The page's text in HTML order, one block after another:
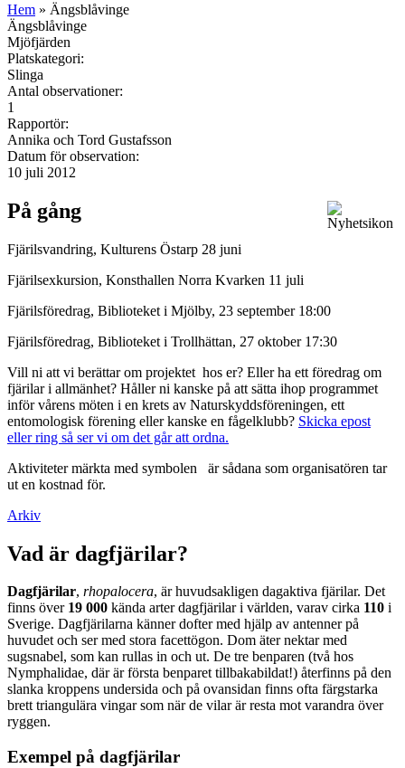
Hem » Ängsblåvinge
Ängsblåvinge
Mjöfjärden
Platskategori:
Slinga
Antal observationer:
1
Rapportör:
Annika och Tord Gustafsson
Datum för observation:
10 juli 2012
På gång
Fjärilsvandring, Kulturens Östarp 28 juni
Fjärilsexkursion, Konsthallen Norra Kvarken 11 juli
Fjärilsföredrag, Biblioteket i Mjölby, 23 september 18:00
Fjärilsföredrag, Biblioteket i Trollhättan, 27 oktober 17:30
Vill ni att vi berättar om projektet hos er? Eller ha ett föredrag om
fjärilar i allmänhet? Håller ni kanske på att sätta ihop programmet
inför vårens möten i en krets av Naturskyddsföreningen, ett
entomologisk förening eller kanske en fågelklubb? Skicka epost
eller ring så ser vi om det går att ordna.
Aktiviteter märkta med symbolen
är sådana som organisatören tar
ut en kostnad för.
Arkiv
Vad är dagfjärilar?
Dagfjärilar, rhopalocera, är huvudsakligen dagaktiva fjärilar. Det
finns över 19 000 kända arter dagfjärilar i världen, varav cirka 110 i
Sverige. Dagfjärilarna känner dofter med hjälp av antenner på
huvudet och ser med stora facettögon. Dom äter nektar med
sugsnabel, som kan rullas in och ut. De tre benparen (två hos
Nymphalidae, där är första benparet tillbakabildat!) återfinns på den
slanka kroppens undersida och på ovansidan finns ofta färgstarka
brett triangulära vingar som när de vilar är resta mot varandra över
ryggen.
Exempel på dagfjärilar